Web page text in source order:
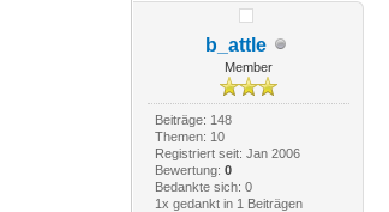
b_attle
Member
Beiträge: 148
Themen: 10
Registriert seit: Jan 2006
Bewertung: 0
Bedankte sich: 0
1x gedankt in 1 Beiträgen